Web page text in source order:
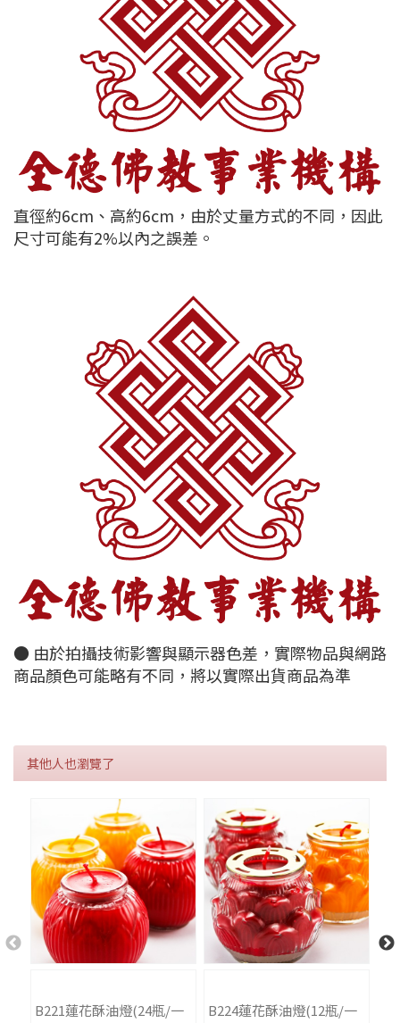
直徑約6cm、高約6cm，由於丈量方式的不同，因此
尺寸可能有2%以內之誤差。
● 由於拍攝技術影響與顯示器色差，實際物品與網路
商品顏色可能略有不同，將以實際出貨商品為準
其他人也瀏覽了
B221蓮花酥油燈(24瓶/一
B224蓮花酥油燈(12瓶/一